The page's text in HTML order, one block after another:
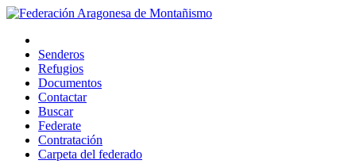
Senderos
Refugios
Documentos
Contactar
Buscar
Federate
Contratación
Carpeta del federado